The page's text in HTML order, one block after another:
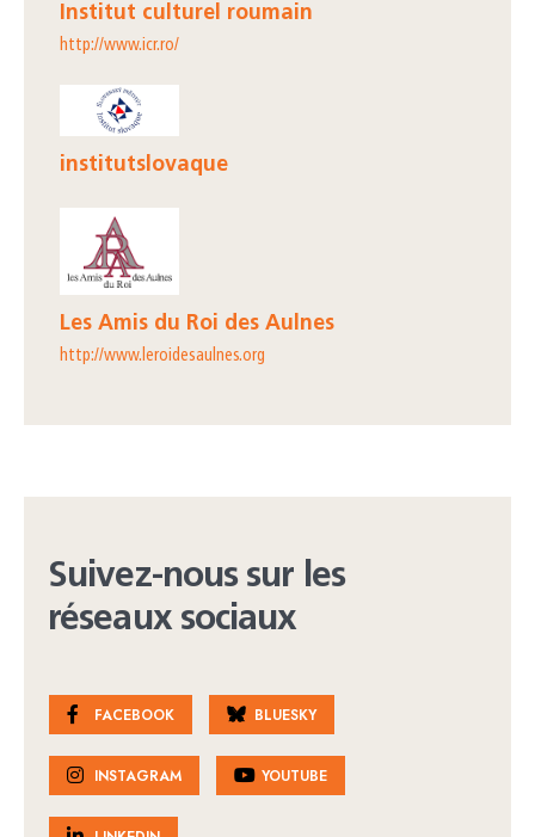
Institut culturel roumain
http://www.icr.ro/
institutslovaque
Les Amis du Roi des Aulnes
http://www.leroidesaulnes.org
Suivez-nous sur les
réseaux sociaux
FACEBOOK BLUESKY
INSTAGRAM YOUTUBE